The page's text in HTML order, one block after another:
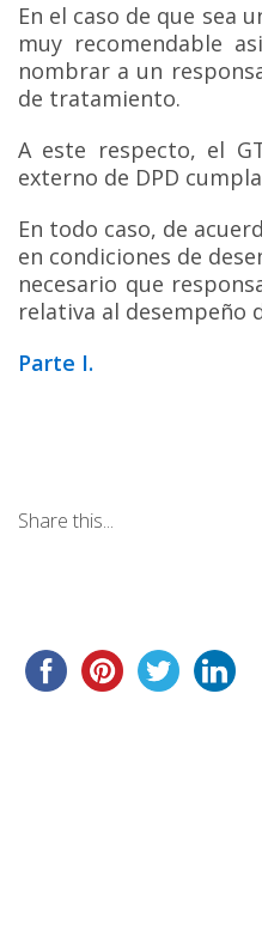
En el caso de que sea
muy recomendable
nombrar a un
de tratamiento.
A este respecto, el
externo de DPD
En todo caso, de
en condiciones de
necesario que
relativa al desempeño
Parte I.
Share this...